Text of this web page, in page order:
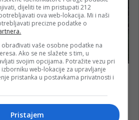
dijeliti te im pristupati 212
ova web-lokacija. Mi i naši
precizne podatke o
vaše osobne podatke na
Ako se ne slažete s tim, u
svojim opcijama. Potražite vezu pri
web-lokacije za upravljanje
pristanka u postavkama privatnosti i
Pristajem